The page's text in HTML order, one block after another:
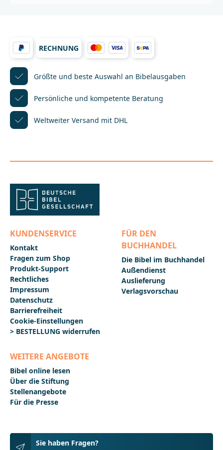
griechischen Text der 28. Auflage des Nestle-Aland
Novum Testamentum Graece mit der
Interlinearübersetzung von Ernst Dietzfelbinger. Die
Interlinearübersetzung steht jeweils direkt unter
dem griechischen Text, sodass die Bedeutung jedes
griechischen Wortes unmittelbar nachvollzogen
werden
kann._____________________________________________________
________Bei Fragen zur Produktsicherheit wenden Sie
sich bitte an:Deutsche BibelgesellschaftBalinger Str.
31 A70567 Stuttgartproduktsicherheit@dbg.de
RECHNUNG
Größte und beste Auswahl an Bibelausgaben
Persönliche und kompetente Beratung
Weltweiter Versand mit DHL
KUNDENSERVICE
Kontakt
Fragen zum Shop
Produkt-Support
Rechtliches
Impressum
Datenschutz
Barrierefreiheit
Cookie-Einstellungen
> BESTELLUNG widerrufen
FÜR DEN
BUCHHANDEL
Die Bibel im Buchhandel
Außendienst
Auslieferung
Verlagsvorschau
WEITERE ANGEBOTE
Bibel online lesen
Über die Stiftung
Stellenangebote
Für die Presse
Sie haben Fragen?